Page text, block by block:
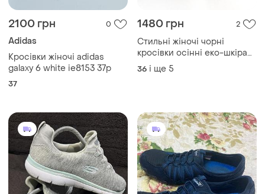
galaxy 6 white ie8153 37р
37